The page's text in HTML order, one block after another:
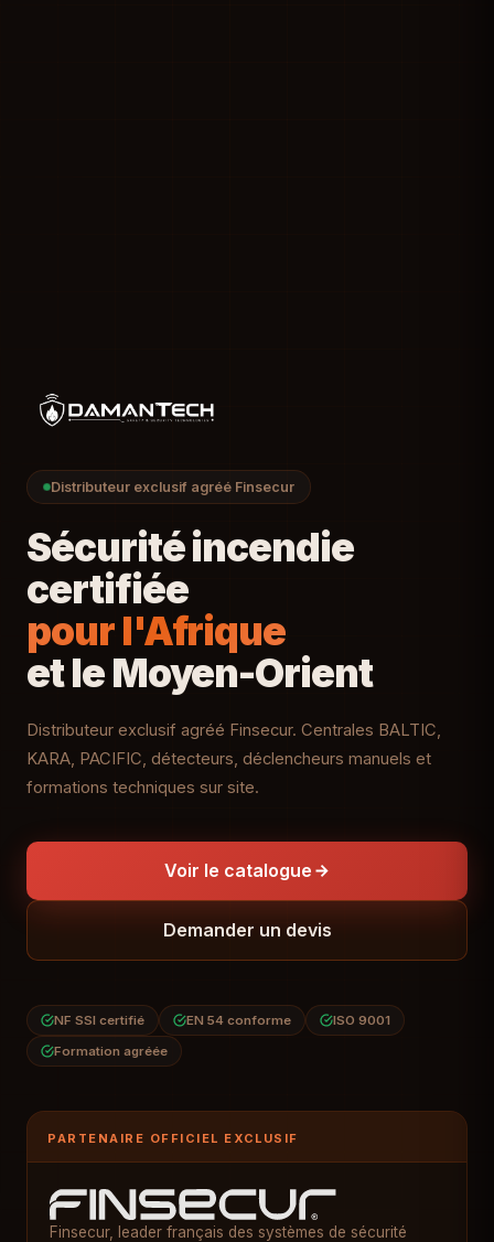
Distributeur exclusif agréé Finsecur
Sécurité incendie
certifiée
pour l'Afrique
et le Moyen-Orient
Distributeur exclusif agréé Finsecur. Centrales BALTIC,
KARA, PACIFIC, détecteurs, déclencheurs manuels et
formations techniques sur site.
Voir le catalogue
Demander un devis
NF SSI certifié EN 54 conforme
ISO 9001
Formation agréée
PARTENAIRE OFFICIEL EXCLUSIF
Finsecur, leader français des systèmes de sécurité